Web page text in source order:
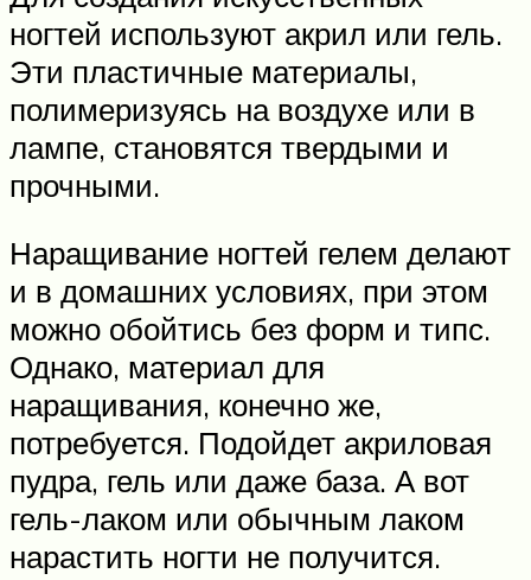
ногтей используют акрил или гель.
Эти пластичные материалы,
полимеризуясь на воздухе или в
лампе, становятся твердыми и
прочными.
Наращивание ногтей гелем делают
и в домашних условиях, при этом
можно обойтись без форм и типс.
Однако, материал для
наращивания, конечно же,
потребуется. Подойдет акриловая
пудра, гель или даже база. А вот
гель-лаком или обычным лаком
нарастить ногти не получится.